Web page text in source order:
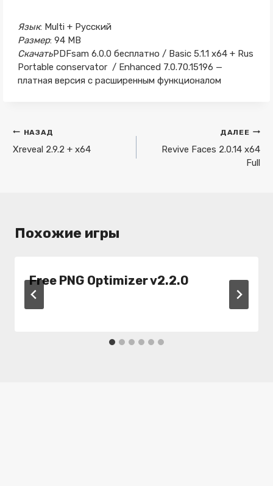
Язык: Multi + Русский
Размер: 94 MB
СкачатьPDFsam 6.0.0 бесплатно / Basic 5.1.1 x64 + Rus
Portable conservator / Enhanced 7.0.70.15196 —
платная версия с расширенным функционалом
Навигация
по
НАЗАД
Xreveal 2.9.2 + x64
ДАЛЕЕ
Revive Faces 2.0.14 x64
Full
Похожие игры
Free PNG Optimizer v2.2.0